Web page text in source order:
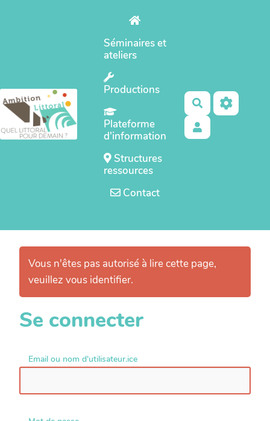
Séminaires et
ateliers
Productions
Plateforme
d'information
Structures
ressources
Contact
Rechercher
Vous n'êtes pas autorisé à lire cette page,
veuillez vous identifier.
Se connecter
Email ou nom d'utilisateur.ice